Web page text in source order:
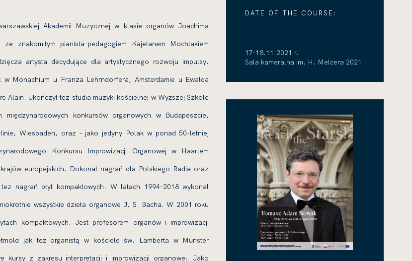
Akademii Muzycznej w klasie organów Joachima
znakomitym pianista-pedagogiem Kajetanem Mochtakiem
artysta decydujące dla artystycznego rozwoju impulsy.
w Monachium u Franza Lehrndorfera, Amsterdamie u Ewalda
Alain. Ukończył tez studia muzyki kościelnej w Wyższej Szkole
konkursów organowych w Budapeszcie,
Wiesbaden, oraz – jako jedyny Polak w ponad 50-letniej
Konkursu Improwizacji Organowej w Haarlem
europejskich. Dokonał nagrań dla Polskiego Radia oraz
nagrań płyt kompaktowych. W latach 1994-2018 wykonał
wszystkie dzieła organowe J. S. Bacha. W 2001 roku
kompaktowych. Jest profesorem organów i improwizacji
jak też organistą w kościele św. Lamberta w Münster
kursy z zakresu interpretacji i improwizacji organowej. Jako
DATE OF THE COURSE:
17-18.11.2021 r.
Sala kameralna im. H. Melcera 2021